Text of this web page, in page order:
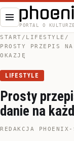
Otwórz menu
PORTAL O
START / LIFESTYLE /
PROSTY PRZEPIS
OKAZJĘ
LIFESTYLE
Prosty
danie na
REDAKCJA PHOENIX-